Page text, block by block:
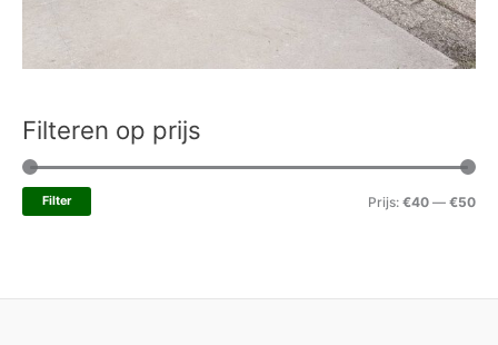
Filteren op prijs
Filter Prijs: €40 — €50